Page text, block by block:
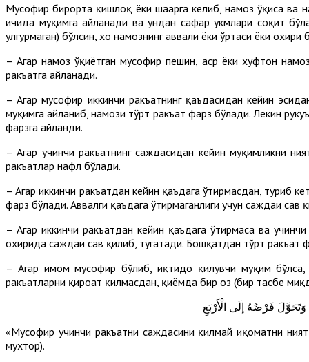
Мусофир бирорта қишлоқ ёки шаҳарга келиб, намоз ўқиса ва
ичида муқимга айланади ва ундан сафар ҳукмлари соқит
улгурмаган) бўлсин, хоҳ намознинг аввали ёки ўртаси ёки
– Агар намоз ўқиётган мусофир пешин, аср ёки хуфтон
ракъатга айланади.
– Агар мусофир иккинчи ракъатнинг қаъдасидан кейин
муқимга айланиб, намози тўрт ракъат фарз бўлади. Лекин
фарзга айланди.
– Агар учинчи ракъатнинг саждасидан кейин муқимликни
ракъатлар нафл бўлади.
– Агар иккинчи ракъатдан кейин қаъдага ўтирмасдан, туриб
фарз бўлади. Аввалги қаъдага ўтирмаганлиги учун саждаи саҳв
– Агар иккинчи ракъатдан кейин қаъдага ўтирмаса ва
охирида саждаи саҳв қилиб, тугатади. Бошқатдан тўрт ракъат
– Агар имом мусофир бўлиб, иқтидо қилувчи муқим
ракъатларни қироат қилмасдан, қиёмда бир оз (бир тасбеҳ
وَتَحَوَّلَ فَرْضُهُ إلَى الْأَرْبَعِ
«Мусофир учинчи ракъатни саждасини қилмай иқоматни
мухтор).